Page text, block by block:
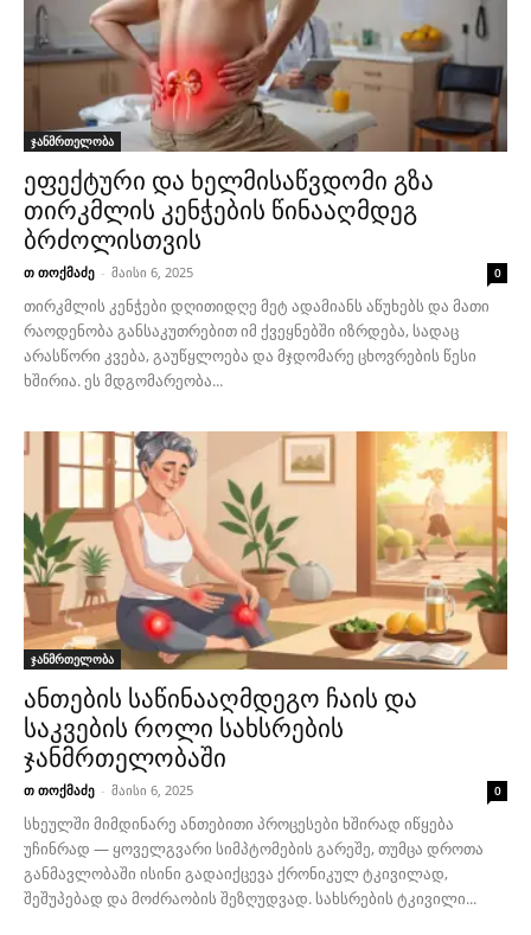
ჯანმრთელობა
ეფექტური და ხელმისაწვდომი გზა
თირკმლის კენჭების წინააღმდეგ
ბრძოლისთვის
თ თოქმაძე - მაისი 6, 2025 0
თირკმლის კენჭები დღითიდღე მეტ ადამიანს აწუხებს და მათი
რაოდენობა განსაკუთრებით იმ ქვეყნებში იზრდება, სადაც
არასწორი კვება, გაუწყლოება და მჯდომარე ცხოვრების წესი
ხშირია. ეს მდგომარეობა...
ჯანმრთელობა
ანთების საწინააღმდეგო ჩაის და
საკვების როლი სახსრების
ჯანმრთელობაში
თ თოქმაძე - მაისი 6, 2025 0
სხეულში მიმდინარე ანთებითი პროცესები ხშირად იწყება
უჩინრად — ყოველგვარი სიმპტომების გარეშე, თუმცა დროთა
განმავლობაში ისინი გადაიქცევა ქრონიკულ ტკივილად,
შეშუპებად და მოძრაობის შეზღუდვად. სახსრების ტკივილი...